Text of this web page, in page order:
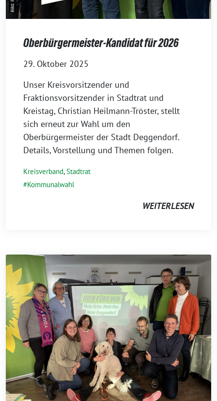
Oberbürgermeister-Kandidat für 2026
29. Oktober 2025
Unser Kreisvorsitzender und
Fraktionsvorsitzender in Stadtrat und
Kreistag, Christian Heilmann-Tröster, stellt
sich erneut zur Wahl um den
Oberbürgermeister der Stadt Deggendorf.
Details, Vorstellung und Themen folgen.
Kreisverband,Stadtrat
Kommunalwahl
WEITERLESEN